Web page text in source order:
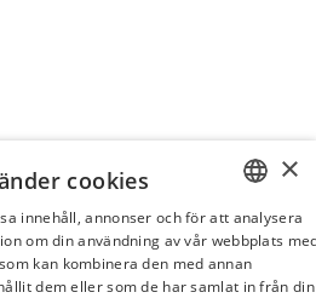
SWEDISH
FI
×
cookies
innehåll, annonser och för att analysera
om din användning av vår webbplats
kan kombinera den med annan
dem eller som de har samlat in från din